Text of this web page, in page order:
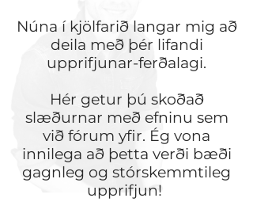
Núna í kjölfarið langar mig að
deila með þér lifandi
upprifjunar-ferðalagi.
Hér getur þú skoðað
slæðurnar með efninu sem
við fórum yfir. Ég vona
innilega að þetta verði bæði
gagnleg og stórskemmtileg
upprifjun!